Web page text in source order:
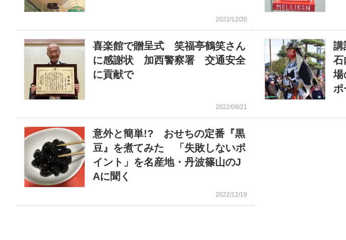
2022/12/20
喜楽館で贈呈式 笑福亭鶴笑さん
に感謝状 加西警察署 交通安全
に貢献で
2022/09/21
講
石
場
ポ
意外と簡単!? おせちの定番『黒
豆』を煮てみた 「失敗しないポ
イント」を名産地・丹波篠山のJ
Aに聞く
2022/12/19